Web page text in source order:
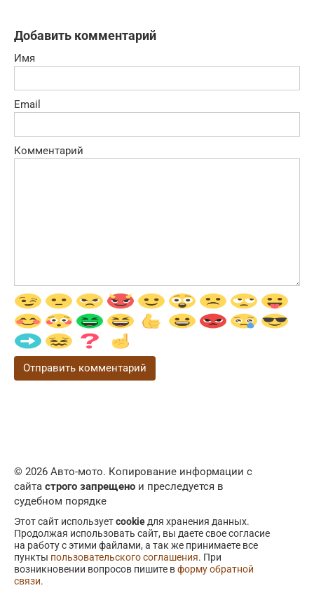
Добавить комментарий
Имя
Email
Комментарий
© 2026 Авто-мото. Копирование информации с
сайта строго запрещено и преследуется в
судебном порядке
Этот сайт используетcookie для хранения данных.
Продолжая использовать сайт, вы даете свое согласие
на работу с этими файлами, а так же принимаете все
пункты пользовательского соглашения. При
возникновении вопросов пишите вформу обратной
связи.